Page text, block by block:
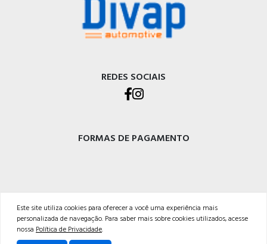
REDES SOCIAIS
FORMAS DE PAGAMENTO
DIVAP AUTOPEÇAS LTDA
Rod. BR-470 - Km 225, Integração<br />Garibaldi - RS, CEP 95720-000 <br />54 3029-
Este site utiliza cookies para oferecer a você uma experiência mais
personalizada de navegação. Para saber mais sobre cookies utilizados, acesse
nossa Política de Privacidade.